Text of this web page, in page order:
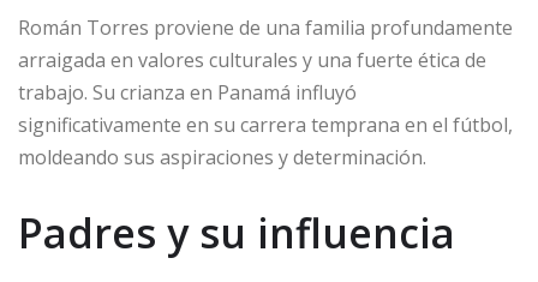
Román Torres proviene de una familia profundamente
arraigada en valores culturales y una fuerte ética de
trabajo. Su crianza en Panamá influyó
significativamente en su carrera temprana en el fútbol,
moldeando sus aspiraciones y determinación.
Padres y su influencia